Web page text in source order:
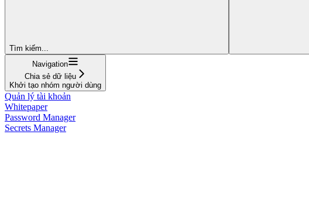
Tìm kiếm...
Navigation
Chia sẻ dữ liệu
Khởi tạo nhóm người dùng
Quản lý tài khoản
Whitepaper
Password Manager
Secrets Manager